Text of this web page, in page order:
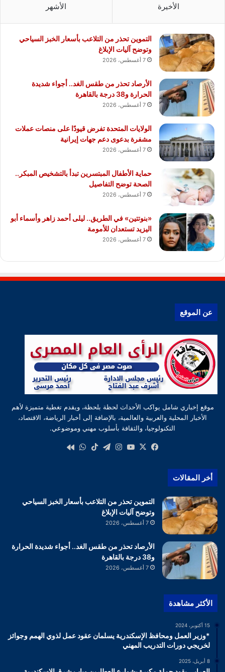
الأخيرة الأشهر
التموين تحذر من التلاعب بأسعار الخبز السياحي
وتوضح آليات الإبلاغ
7 أغسطس، 2026
الأرصاد تحذر من طقس الغد.. أجواء شديدة
الحرارة و38 درجة بالقاهرة
7 أغسطس، 2026
الولايات المتحدة تفرض قيودًا على منصات عملات
مشفرة بدعوى دعم جهات إيرانية
7 أغسطس، 2026
حماية الأطفال المبتسرين تبدأ بالتشخيص المبكر..
الصحة توضح التفاصيل
7 أغسطس، 2026
«بنوتتين» في الطريق.. ليلى أحمد زاهر وأسماء أبو
اليزيد تستعدان للأمومة
7 أغسطس، 2026
عن الموقع
موقع إخباري شامل يواكب الأحداث لحظة بلحظة، ويقدم تغطية متميزة لأهم
الأخبار المحلية والعربية والعالمية، بالإضافة إلى أخبار الرياضة، الاقتصاد،
التكنولوجيا، والثقافة بأسلوب مهني وموضوعي.
فيسبوك
‫X
‫YouTube
انستقرام
تيلقرام‫TikTokواتساب
أخر المقالات
التموين تحذر من التلاعب بأسعار الخبز السياحي
وتوضح آليات الإبلاغ
7 أغسطس، 2026
الأرصاد تحذر من طقس الغد.. أجواء شديدة الحرارة
و38 درجة بالقاهرة
7 أغسطس، 2026
الأكثر مشاهدة
15 أكتوبر، 2024
*وزير العمل ومحافظ الإسكندرية يسلمان عقود عمل لذوي الهمم وجوائز
لخريجي دورات التدريب المهني
8 أبريل، 2025